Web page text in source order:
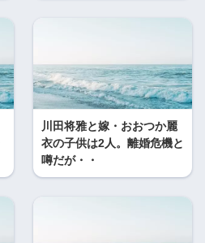
川田将雅と嫁・おおつか麗
衣の子供は2人。離婚危機と
噂だが・・